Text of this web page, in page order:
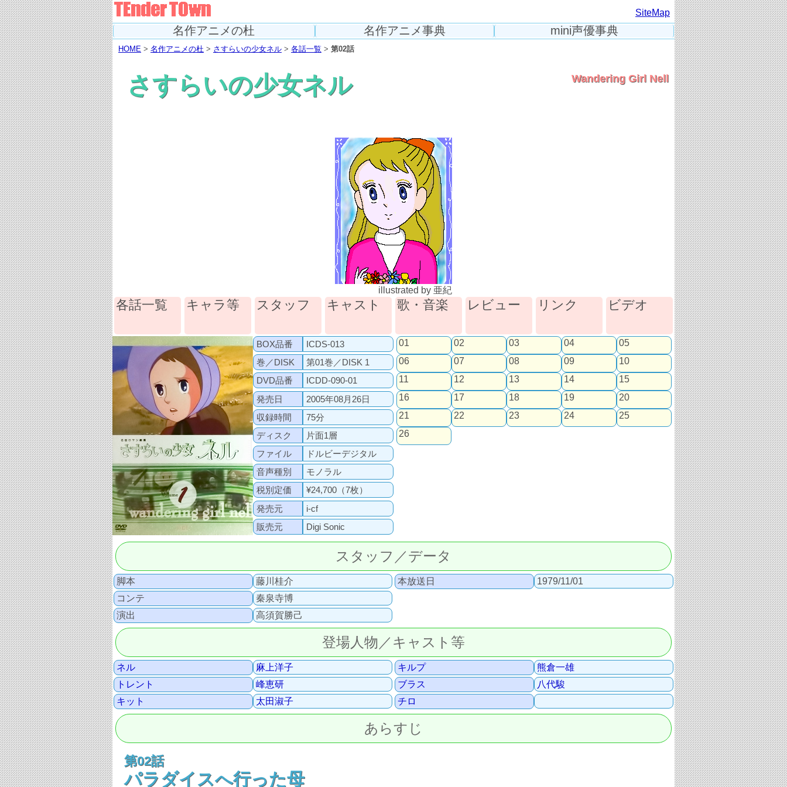
SiteMap
名作アニメの杜 名作アニメ事典 mini声優事典
HOME > 名作アニメの杜 > さすらいの少女ネル > 各話一覧 > 第02話
さすらいの少女ネル Wandering Girl Nell
illustrated by 亜紀
各話一覧 キャラ等 スタッフ キャスト 歌・音楽 レビュー リンク ビデオ
BOX品番
ICDS-013
巻／DISK
第01巻／DISK 1
DVD品番
ICDD-090-01
発売日
2005年08月26日
収録時間
75分
ディスク
片面1層
ファイル
ドルビーデジタル
音声種別
モノラル
税別定価
¥24,700（7枚）
発売元
i-cf
販売元
Digi Sonic
01 02 03 04
05
06
07 08 09
10
11
12 13 14
15
16
17 18 19
20
21
22 23 24
25
26
スタッフ／データ
脚本
藤川桂介
コンテ
秦泉寺博
演出
高須賀勝己
本放送日 1979/11/01
登場人物／キャスト等
ネル
麻上洋子
トレント
峰恵研
キット
太田淑子
キルプ
熊倉一雄
ブラス
八代駿
チロ
あらすじ
第02話
パラダイスへ行った母